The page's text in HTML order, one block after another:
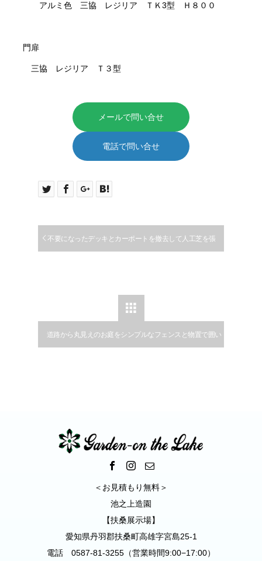
アルミ色 三協 レジリア ＴＫ3型 Ｈ８００
門扉
三協 レジリア Ｔ３型
メールで問い合せ
電話で問い合せ
不要になったデッキとカーポートを撤去して人工芝を張

道路から丸見えのお庭をシンプルなフェンスと物置で囲い
＜お見積もり無料＞
池之上造園
【扶桑展示場】
愛知県丹羽郡扶桑町高雄字宮島25-1
電話 0587-81-3255（営業時間9:00−17:00）